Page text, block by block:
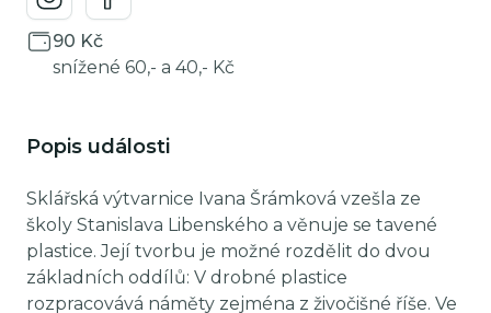
90 Kč
snížené 60,- a 40,- Kč
Popis události
Sklářská výtvarnice Ivana Šrámková vzešla ze
školy Stanislava Libenského a věnuje se tavené
plastice. Její tvorbu je možné rozdělit do dvou
základních oddílů: V drobné plastice
rozpracovává náměty zejména z živočišné říše. Ve